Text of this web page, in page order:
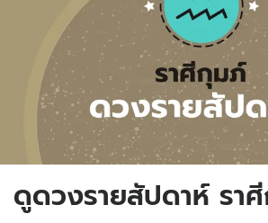
ดูดวงรายสัปดาห์ รา